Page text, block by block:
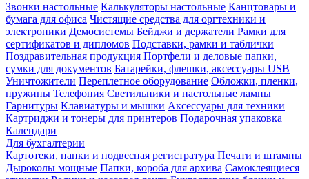
Звонки настольные Калькуляторы настольные Канцтовары и
бумага для офиса Чистящие средства для оргтехники и
электроники Демосистемы Бейджи и держатели Рамки для
сертификатов и дипломов Подставки, рамки и таблички
Поздравительная продукция Портфели и деловые папки,
сумки для документов Батарейки, флешки, аксессуары USB
Уничтожители Переплетное оборудование Обложки, пленки,
пружины Телефония Светильники и настольные лампы
Гарнитуры Клавиатуры и мышки Аксессуары для техники
Картриджи и тонеры для принтеров Подарочная упаковка
Календари
Для бухгалтерии
Картотеки, папки и подвесная регистратура Печати и штампы
Дыроколы мощные Папки, короба для архива Самоклеящиеся